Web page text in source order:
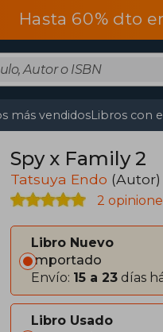
Hasta 60% dto
más vendidosLibros con
Spy x Family 2
Tatsuya Endo (Autor)
2
Libro Nuevo
Importado
Envío: 15 a 23 días
Libro Usado